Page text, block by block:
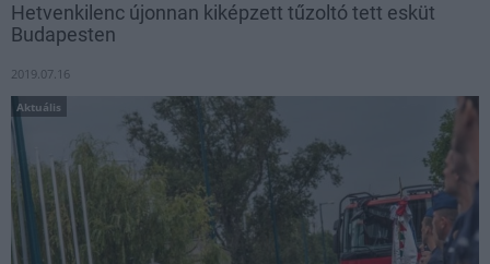
Hetvenkilenc újonnan kiképzett tűzoltó tett esküt
Budapesten
2019.07.16
Aktuális